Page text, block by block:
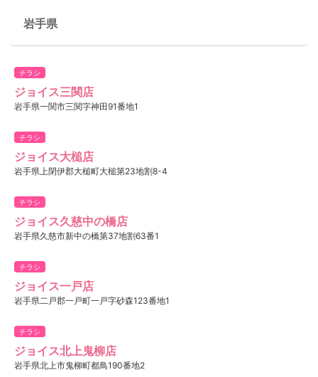
岩手県
チラシ
ジョイス三関店
岩手県一関市三関字神田91番地1
チラシ
ジョイス大槌店
岩手県上閉伊郡大槌町大槌第23地割8-4
チラシ
ジョイス久慈中の橋店
岩手県久慈市新中の橋第37地割63番1
チラシ
ジョイス一戸店
岩手県二戸郡一戸町一戸字砂森123番地1
チラシ
ジョイス北上鬼柳店
岩手県北上市鬼柳町都鳥190番地2